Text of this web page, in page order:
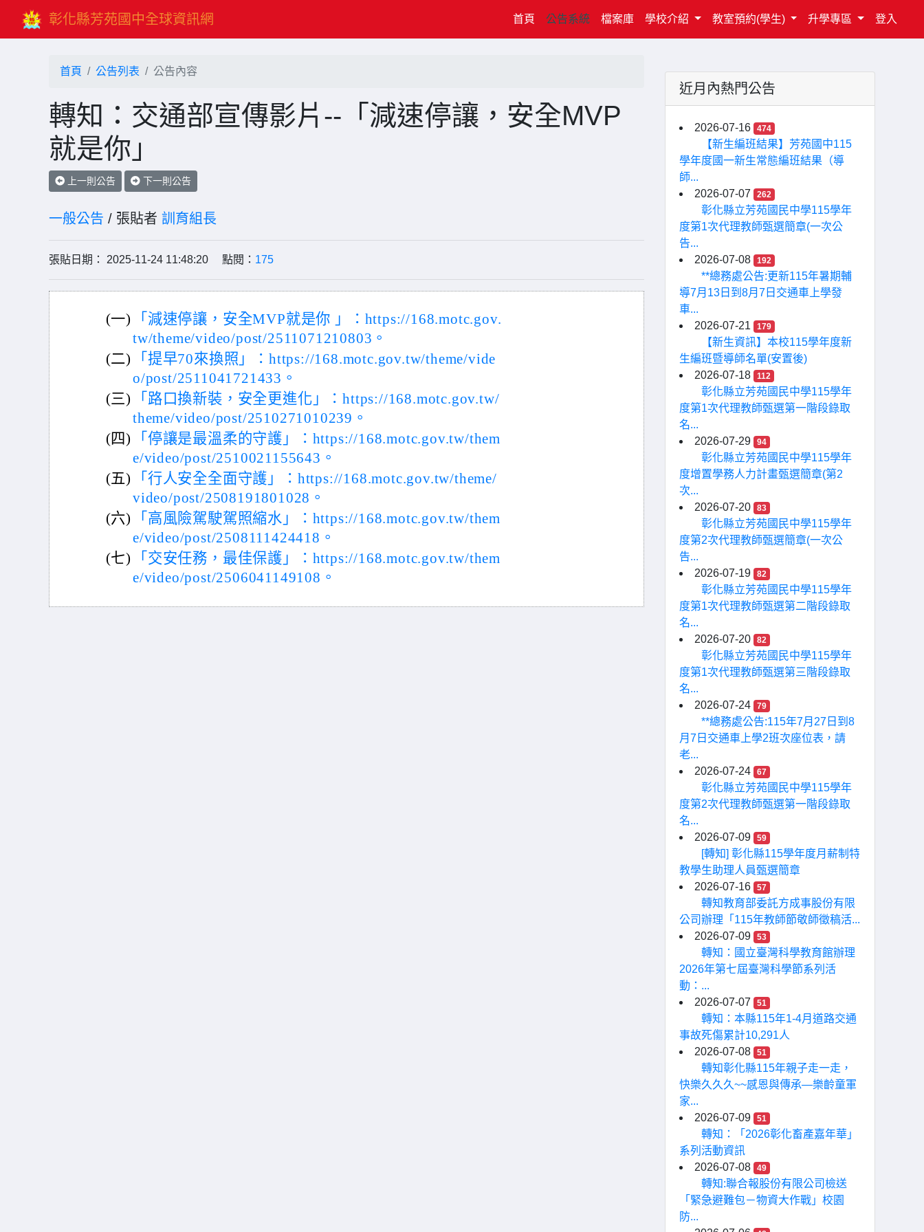
彰化縣芳苑國中全球資訊網 首頁(current)
公告系統 檔案庫 學校介紹 教室預約(學生) 升學專區 登入
首頁 公告列表 公告內容
轉知：交通部宣傳影片--「減速停讓，安全MVP
就是你」
上一則公告 下一則公告
一般公告 / 張貼者 訓育組長
張貼日期： 2025-11-24 11:48:20 點閱： 175
(一)
「減速停讓，安全MVP就是你 」：https://168.motc.gov.
tw/theme/video/post/2511071210803。
(二)
「提早70來換照」：https://168.motc.gov.tw/theme/vide
o/post/2511041721433。
(三)
「路口換新裝，安全更進化」：https://168.motc.gov.tw/
theme/video/post/2510271010239。
(四)
「停讓是最溫柔的守護」：https://168.motc.gov.tw/them
e/video/post/2510021155643。
(五)
「行人安全全面守護」：https://168.motc.gov.tw/theme/
video/post/2508191801028。
(六)
「高風險駕駛駕照縮水」：https://168.motc.gov.tw/them
e/video/post/2508111424418。
(七)
「交安任務，最佳保護」：https://168.motc.gov.tw/them
e/video/post/2506041149108。
近月內熱門公告
2026-07-16 474
【新生編班結果】芳苑國中115
學年度國一新生常態編班結果（導
師...
2026-07-07
262
彰化縣立芳苑國民中學115學年
度第1次代理教師甄選簡章(一次公
告...
2026-07-08
192
**總務處公告:更新115年暑期輔
導7月13日到8月7日交通車上學發
車...
2026-07-21
179
【新生資訊】本校115學年度新
生編班暨導師名單(安置後)
2026-07-18
112
彰化縣立芳苑國民中學115學年
度第1次代理教師甄選第一階段錄取
名...
2026-07-29
94
彰化縣立芳苑國民中學115學年
度增置學務人力計畫甄選簡章(第2
次...
2026-07-20
83
彰化縣立芳苑國民中學115學年
度第2次代理教師甄選簡章(一次公
告...
2026-07-19
82
彰化縣立芳苑國民中學115學年
度第1次代理教師甄選第二階段錄取
名...
2026-07-20
82
彰化縣立芳苑國民中學115學年
度第1次代理教師甄選第三階段錄取
名...
2026-07-24
79
**總務處公告:115年7月27日到8
月7日交通車上學2班次座位表，請
老...
2026-07-24
67
彰化縣立芳苑國民中學115學年
度第2次代理教師甄選第一階段錄取
名...
2026-07-09
59
[轉知] 彰化縣115學年度月薪制特
教學生助理人員甄選簡章
2026-07-16
57
轉知教育部委託方成事股份有限
公司辦理「115年教師節敬師徵稿活...
2026-07-09
53
轉知：國立臺灣科學教育館辦理
2026年第七屆臺灣科學節系列活
動：...
2026-07-07
51
轉知：本縣115年1-4月道路交通
事故死傷累計10,291人
2026-07-08
51
轉知彰化縣115年親子走一走，
快樂久久久~~感恩與傳承—樂齡童軍
家...
2026-07-09
51
轉知：「2026彰化畜產嘉年華」
系列活動資訊
2026-07-08
49
轉知:聯合報股份有限公司檢送
「緊急避難包－物資大作戰」校園
防...